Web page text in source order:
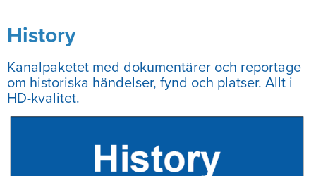
History
Kanalpaketet med dokumentärer och reportage
om historiska händelser, fynd och platser. Allt i
HD-kvalitet.